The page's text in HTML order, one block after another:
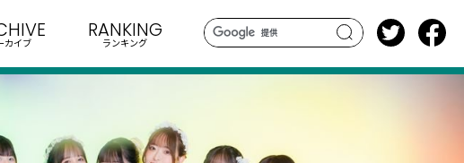
search
カイブ
RANKING
ランキング